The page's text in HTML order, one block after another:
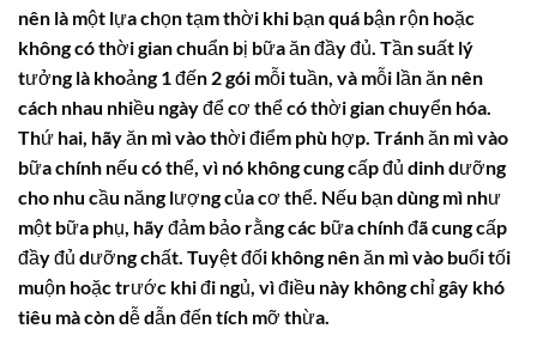
nên là một lựa chọn tạm thời khi bạn quá bận rộn hoặc
không có thời gian chuẩn bị bữa ăn đầy đủ. Tần suất lý
tưởng là khoảng 1 đến 2 gói mỗi tuần, và mỗi lần ăn nên
cách nhau nhiều ngày để cơ thể có thời gian chuyển hóa.
Thứ hai, hãy ăn mì vào thời điểm phù hợp. Tránh ăn mì vào
bữa chính nếu có thể, vì nó không cung cấp đủ dinh dưỡng
cho nhu cầu năng lượng của cơ thể. Nếu bạn dùng mì như
một bữa phụ, hãy đảm bảo rằng các bữa chính đã cung cấp
đầy đủ dưỡng chất. Tuyệt đối không nên ăn mì vào buổi tối
muộn hoặc trước khi đi ngủ, vì điều này không chỉ gây khó
tiêu mà còn dễ dẫn đến tích mỡ thừa.